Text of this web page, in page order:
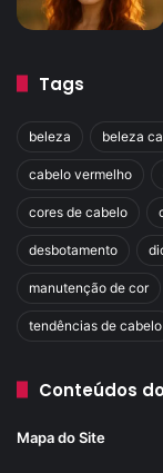
Tags
beleza beleza
cabelo vermelho
cores de cabelo
desbotamento
manutenção de cor
tendências de cabelo
Conteúdos
Mapa do Site